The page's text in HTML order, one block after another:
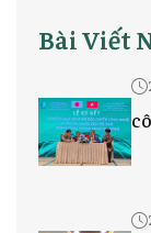
Bài Viết